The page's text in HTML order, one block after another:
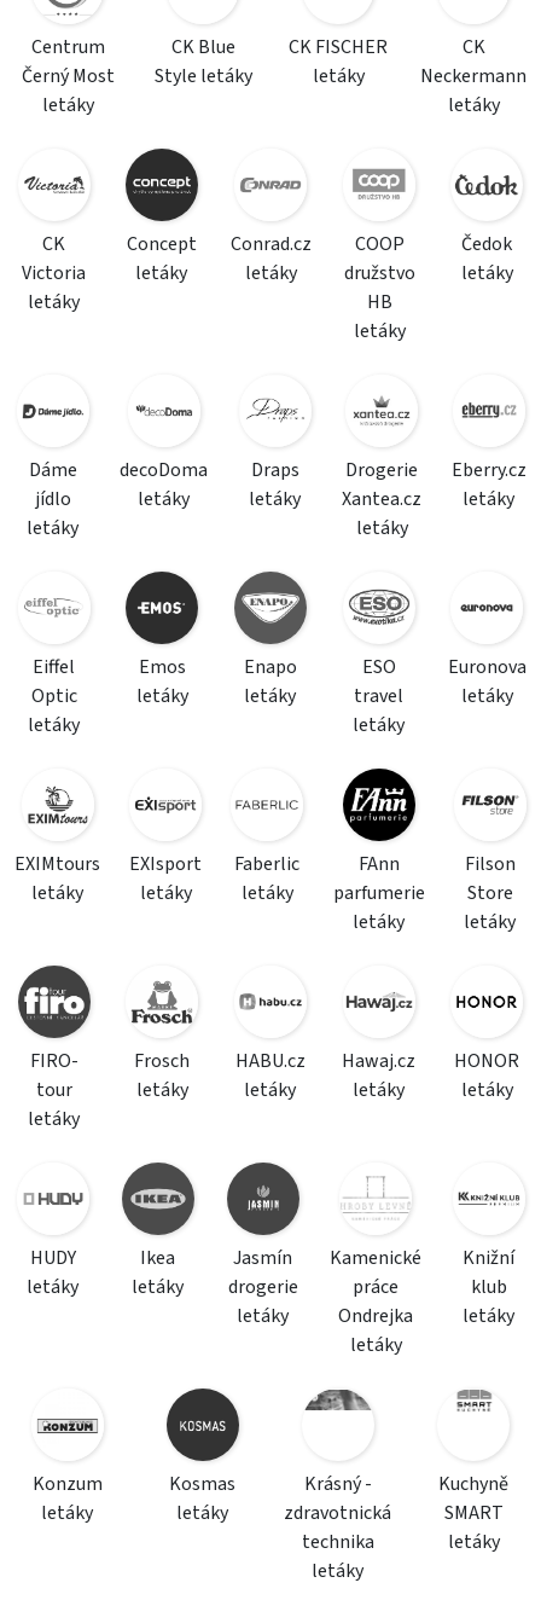
Centrum
Černý Most
letáky
CK Blue
Style letáky
CK FISCHER
letáky
CK
Neckermann
letáky
CK
Victoria
letáky
Concept
letáky
Conrad.cz
letáky
COOP
družstvo
HB
letáky
Čedok
letáky
Dáme
jídlo
letáky
decoDoma
letáky
Draps
letáky
Drogerie
Xantea.cz
letáky
Eberry.cz
letáky
Eiffel
Optic
letáky
Emos
letáky
Enapo
letáky
ESO
travel
letáky
Euronova
letáky
EXIMtours
letáky
EXIsport
letáky
Faberlic
letáky
FAnn
parfumerie
letáky
Filson
Store
letáky
FIRO-
tour
letáky
Frosch
letáky
HABU.cz
letáky
Hawaj.cz
letáky
HONOR
letáky
HUDY
letáky
Ikea
letáky
Jasmín
drogerie
letáky
Kamenické
práce
Ondrejka
letáky
Knižní
klub
letáky
Konzum
letáky
Kosmas
letáky
Krásný -
zdravotnická
technika
letáky
Kuchyně
SMART
letáky